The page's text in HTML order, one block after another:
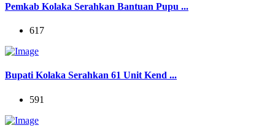
Pemkab Kolaka Serahkan Bantuan Pupu ...
617
Bupati Kolaka Serahkan 61 Unit Kend ...
591